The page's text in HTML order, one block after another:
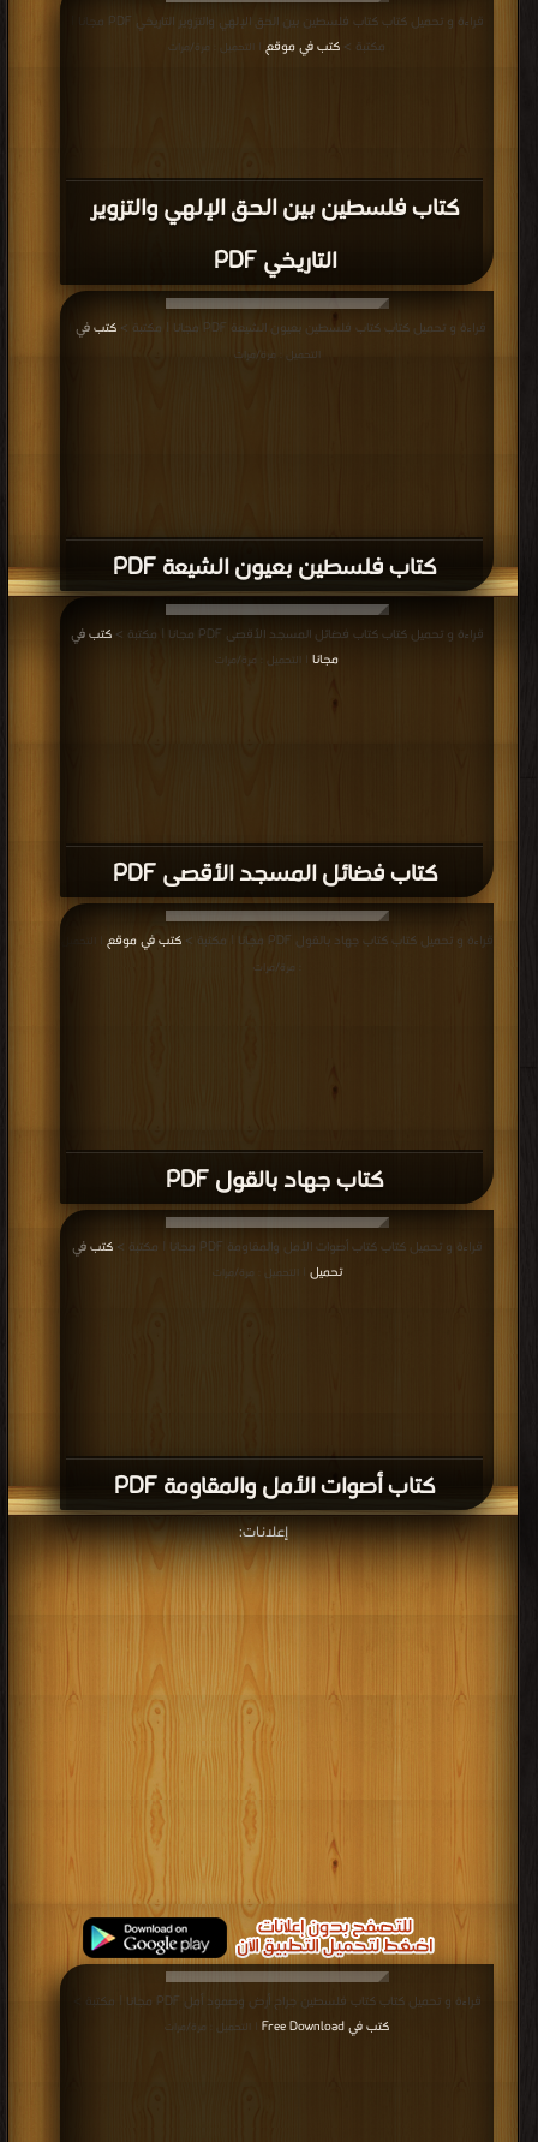
في اكبر منتدى| التحميل : مرة/مرات
كتاب فلسطين بين الحق الإلهي والتزوير
التاريخي PDF
قراءة و تحميل كتاب كتاب فلسطين بين الحق الإلهي والتزوير التاريخي PDF مجانا |
مكتبة > كتب في موقع | التحميل : مرة/مرات
كتاب فلسطين بعيون الشيعة PDF
قراءة و تحميل كتاب كتاب فلسطين بعيون الشيعة PDF مجانا | مكتبة > كتب في
التحميل : مرة/مرات
كتاب فضائل المسجد الأقصى PDF
قراءة و تحميل كتاب كتاب فضائل المسجد الأقصى PDF مجانا | مكتبة >
كتب في
مجانا | التحميل : مرة/مرات
كتاب جهاد بالقول PDF
قراءة و تحميل كتاب كتاب جهاد بالقول PDF مجانا | مكتبة > كتب في موقع
: مرة/مرات
كتاب أصوات الأمل والمقاومة PDF
قراءة و تحميل كتاب كتاب أصوات الأمل والمقاومة PDF مجانا | مكتبة >
كتب في
تحميل
| التحميل : مرة/مرات
إعلانات:
قراءة و تحميل كتاب كتاب فلسطين جراح أرض وصمود أمل PDF مجانا | مكتبة >
كتب في Free Download
| التحميل : مرة/مرات